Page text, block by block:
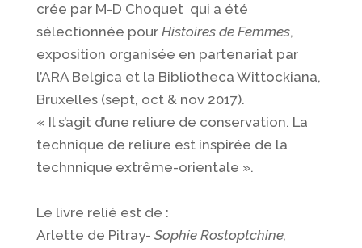
crée par M-D Choquet qui a été
sélectionnée pour Histoires de Femmes,
exposition organisée en partenariat par
l’ARA Belgica et la Bibliotheca Wittockiana,
Bruxelles (sept, oct & nov 2017).
« Il s’agit d’une reliure de conservation. La
technique de reliure est inspirée de la
technnique extrême-orientale ».
Le livre relié est de :
Arlette de Pitray- Sophie Rostoptchine,